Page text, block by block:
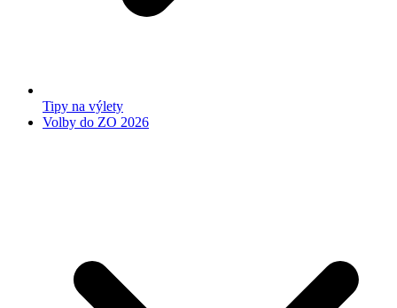
Tipy na výlety
Volby do ZO 2026